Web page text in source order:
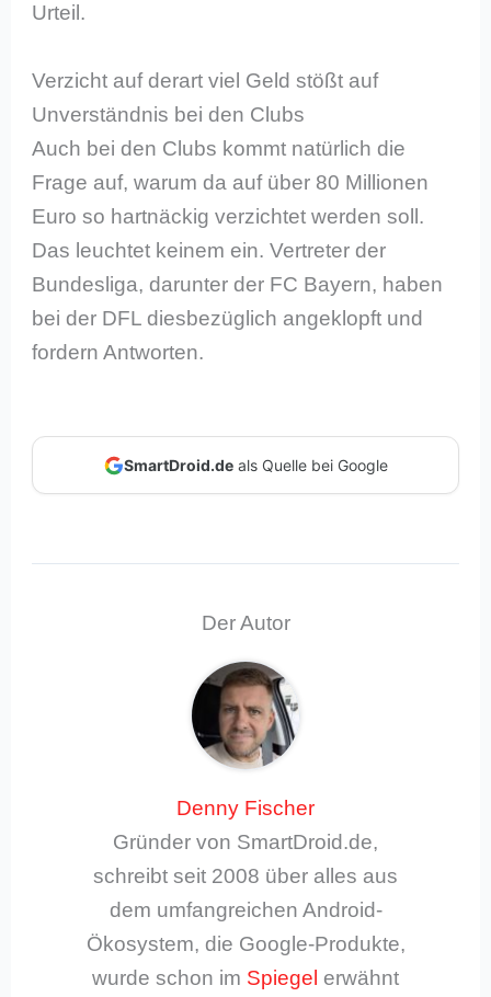
Urteil.
Verzicht auf derart viel Geld stößt auf
Unverständnis bei den Clubs
Auch bei den Clubs kommt natürlich die
Frage auf, warum da auf über 80 Millionen
Euro so hartnäckig verzichtet werden soll.
Das leuchtet keinem ein. Vertreter der
Bundesliga, darunter der FC Bayern, haben
bei der DFL diesbezüglich angeklopft und
fordern Antworten.
SmartDroid.deals Quelle bei Google
Der Autor
Denny Fischer
Gründer von SmartDroid.de,
schreibt seit 2008 über alles aus
dem umfangreichen Android-
Ökosystem, die Google-Produkte,
wurde schon im Spiegel erwähnt